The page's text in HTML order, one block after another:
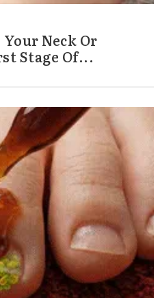
Neck Or
Stage Of...